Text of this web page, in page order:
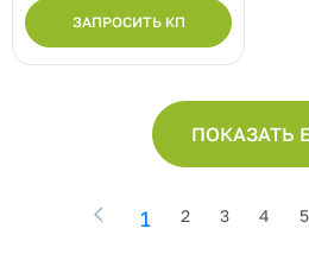
ЗАПРОСИТЬ КП
ПОКАЗАТЬ
1 2 3 4 5